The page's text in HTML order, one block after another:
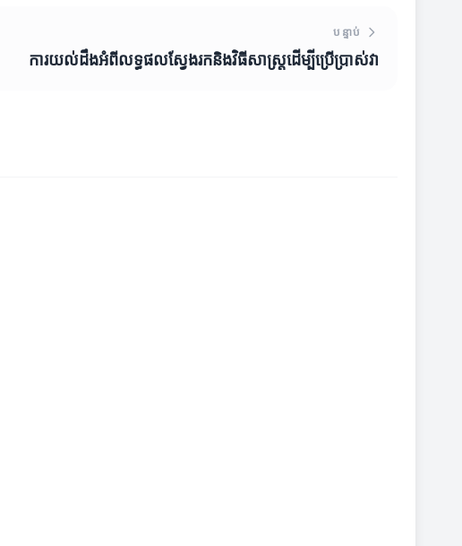
បន្ទាប់
ការយល់ដឹងអំពីលទ្ធផលស្វែងរកនិងវិធីសាស្ត្រដើម្បីប្រើប្រាស់វា